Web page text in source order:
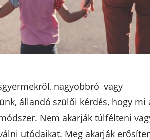
nagyobbról vagy
állandó szülői kérdés, hogy mi
Nem akarják túlfélteni
utódaikat. Meg akarják